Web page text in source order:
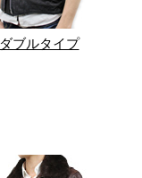
ダブルタイプ